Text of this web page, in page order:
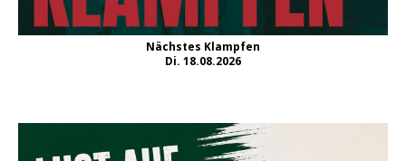
Nächstes Klampfen
Di. 18.08.2026